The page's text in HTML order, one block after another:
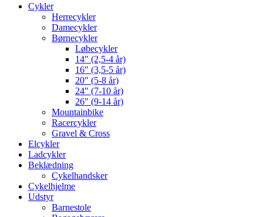
Cykler
Herrecykler
Damecykler
Børnecykler
Løbecykler
14″ (2,5-4 år)
16″ (3,5-5 år)
20″ (5-8 år)
24″ (7-10 år)
26″ (9-14 år)
Mountainbike
Racercykler
Gravel & Cross
Elcykler
Ladcykler
Beklædning
Cykelhandsker
Cykelhjelme
Udstyr
Barnestole